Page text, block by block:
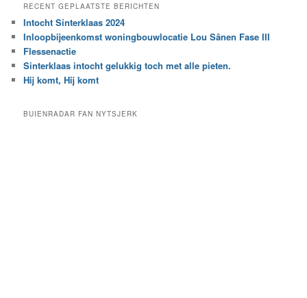
e
e
n
b
e
a
k
i
n
h
e
t
c
RECENT GEPLAATSTE BERICHTEN
Intocht Sinterklaas 2024
Inloopbijeenkomst woningbouwlocatie Lou Sânen Fase III
Flessenactie
Sinterklaas intocht gelukkig toch met alle pieten.
Hij komt, Hij komt
BUIENRADAR FAN NYTSJERK